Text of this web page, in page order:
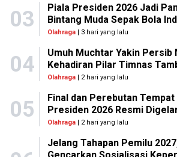
03
Piala Presiden 2026 Jadi
Bintang Muda Sepak Bola
Olahraga| 3 hari yang lalu
04
Umuh Muchtar Yakin Persib
Kehadiran Pilar Timnas
Olahraga| 2 hari yang lalu
05
Final dan Perebutan
Presiden 2026 Resmi
Olahraga| 2 hari yang lalu
Jelang Tahapan Pemilu